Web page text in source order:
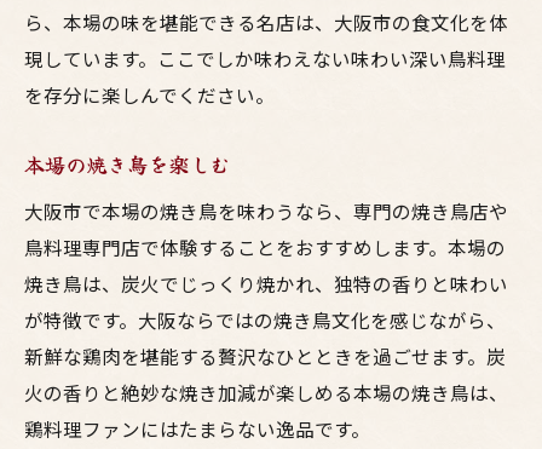
ら、本場の味を堪能できる名店は、大阪市の食文化を体
現しています。ここでしか味わえない味わい深い鳥料理
を存分に楽しんでください。
本場の焼き鳥を楽しむ
大阪市で本場の焼き鳥を味わうなら、専門の焼き鳥店や
鳥料理専門店で体験することをおすすめします。本場の
焼き鳥は、炭火でじっくり焼かれ、独特の香りと味わい
が特徴です。大阪ならではの焼き鳥文化を感じながら、
新鮮な鶏肉を堪能する贅沢なひとときを過ごせます。炭
火の香りと絶妙な焼き加減が楽しめる本場の焼き鳥は、
鶏料理ファンにはたまらない逸品です。